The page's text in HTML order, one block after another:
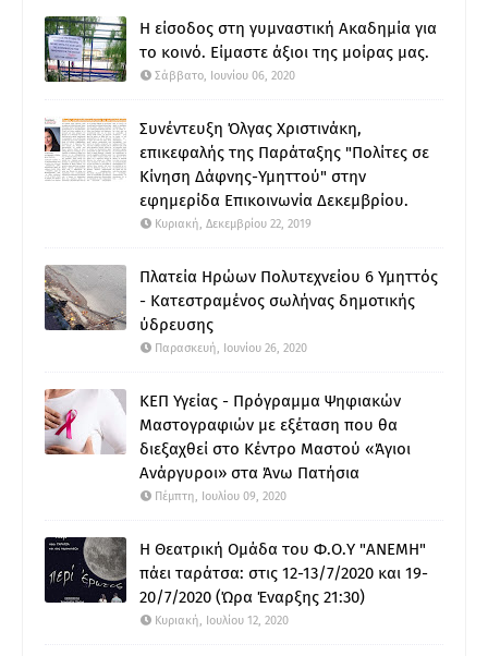
Η είσοδος στη γυμναστική Ακαδημία για
το κοινό. Είμαστε άξιοι της μοίρας μας.
Σάββατο, Ιουνίου 06, 2020
Συνέντευξη Όλγας Χριστινάκη,
επικεφαλής της Παράταξης "Πολίτες σε
Κίνηση Δάφνης-Υμηττού" στην
εφημερίδα Επικοινωνία Δεκεμβρίου.
Κυριακή, Δεκεμβρίου 22, 2019
Πλατεία Ηρώων Πολυτεχνείου 6 Υμηττός
- Κατεστραμένος σωλήνας δημοτικής
ύδρευσης
Παρασκευή, Ιουνίου 26, 2020
ΚΕΠ Υγείας - Πρόγραμμα Ψηφιακών
Μαστογραφιών με εξέταση που θα
διεξαχθεί στο Κέντρο Μαστού «Άγιοι
Ανάργυροι» στα Άνω Πατήσια
Πέμπτη, Ιουλίου 09, 2020
Η Θεατρική Ομάδα του Φ.Ο.Υ "ΑΝΕΜΗ"
πάει ταράτσα: στις 12-13/7/2020 και 19-
20/7/2020 (Ώρα Έναρξης 21:30)
Κυριακή, Ιουλίου 12, 2020